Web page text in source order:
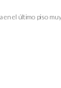
en el último piso